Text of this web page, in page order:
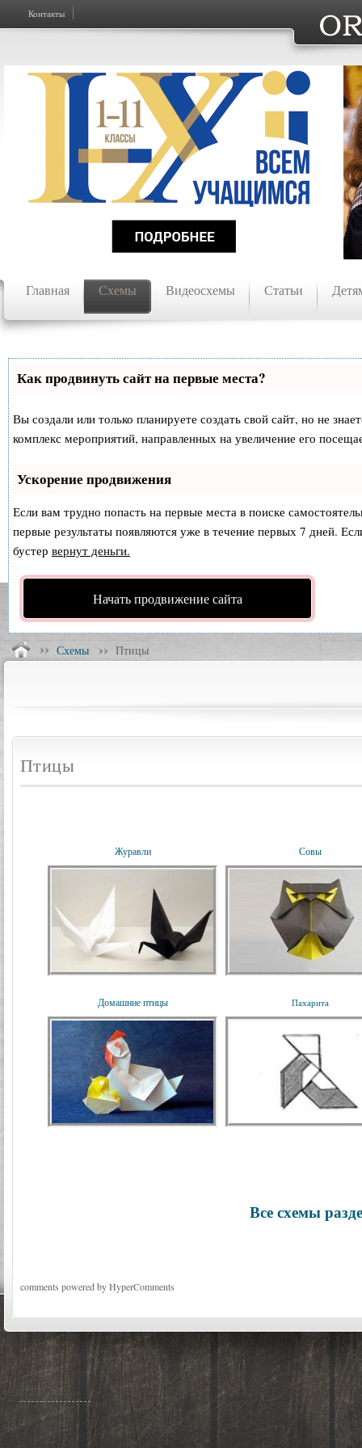
Контакты
Главная Схемы Видеосхемы Статьи
Как продвинуть сайт на первые места?
Вы создали или только планируете создать свой сайт, но не
комплекс мероприятий, направленных на увеличение его
Ускорение продвижения
Если вам трудно попасть на первые места в поиске
первые результаты появляются уже в течение первых 7 дней.
бустер вернут деньги.
Начать продвижение сайта
Схемы Птицы
Птицы
Журавли Совы
Домашние птицы Пахарита
Все схемы
comments powered by HyperComments